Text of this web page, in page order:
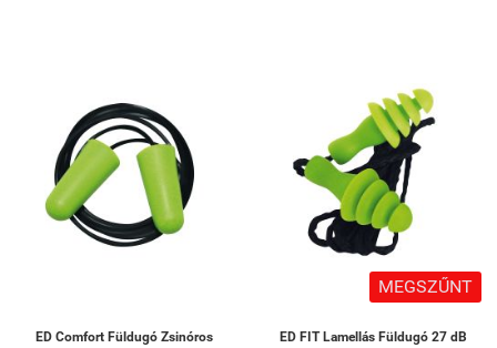
ED Comfort Füldugó Zsinóros
MEGSZŰNT
ED FIT Lamellás Füldugó 27 dB